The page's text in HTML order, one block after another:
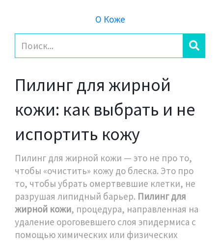
О Коже
Пилинг для жирной
кожи: как выбрать и не
испортить кожу
Пилинг для жирной кожи — это не про то,
чтобы «очистить» кожу до блеска. Это про
то, чтобы убрать омертвевшие клетки, не
разрушая липидный барьер. Пилинг для
жирной кожи, процедура, направленная на
удаление ороговевшего слоя эпидермиса с
помощью химических или физических